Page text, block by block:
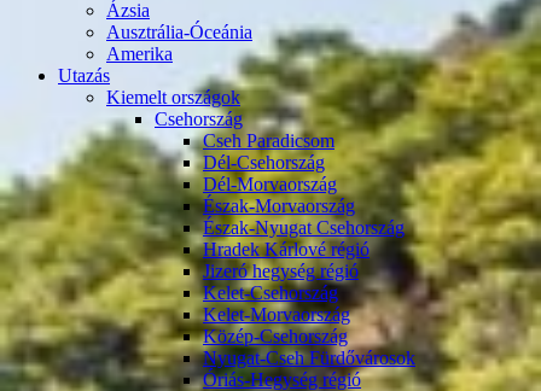
Ázsia
Ausztrália-Óceánia
Amerika
Utazás
Kiemelt országok
Csehország
Cseh Paradicsom
Dél-Csehország
Dél-Morvaország
Észak-Morvaország
Észak-Nyugat Csehország
Hradek Kárlové régió
Jizeró hegység régió
Kelet-Csehország
Kelet-Morvaország
Közép-Csehország
Nyugat-Cseh Fürdővárosok
Óriás-Hegység régió